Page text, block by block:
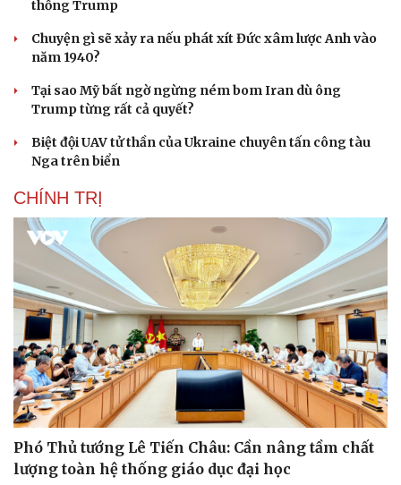
Cải chính
thống Trump
Chuyện gì sẽ xảy ra nếu phát xít Đức xâm lược Anh vào
năm 1940?
Tại sao Mỹ bất ngờ ngừng ném bom Iran dù ông
Trump từng rất cả quyết?
Biệt đội UAV tử thần của Ukraine chuyên tấn công tàu
Nga trên biển
CHÍNH TRỊ
Phó Thủ tướng Lê Tiến Châu: Cần nâng tầm chất
lượng toàn hệ thống giáo dục đại học